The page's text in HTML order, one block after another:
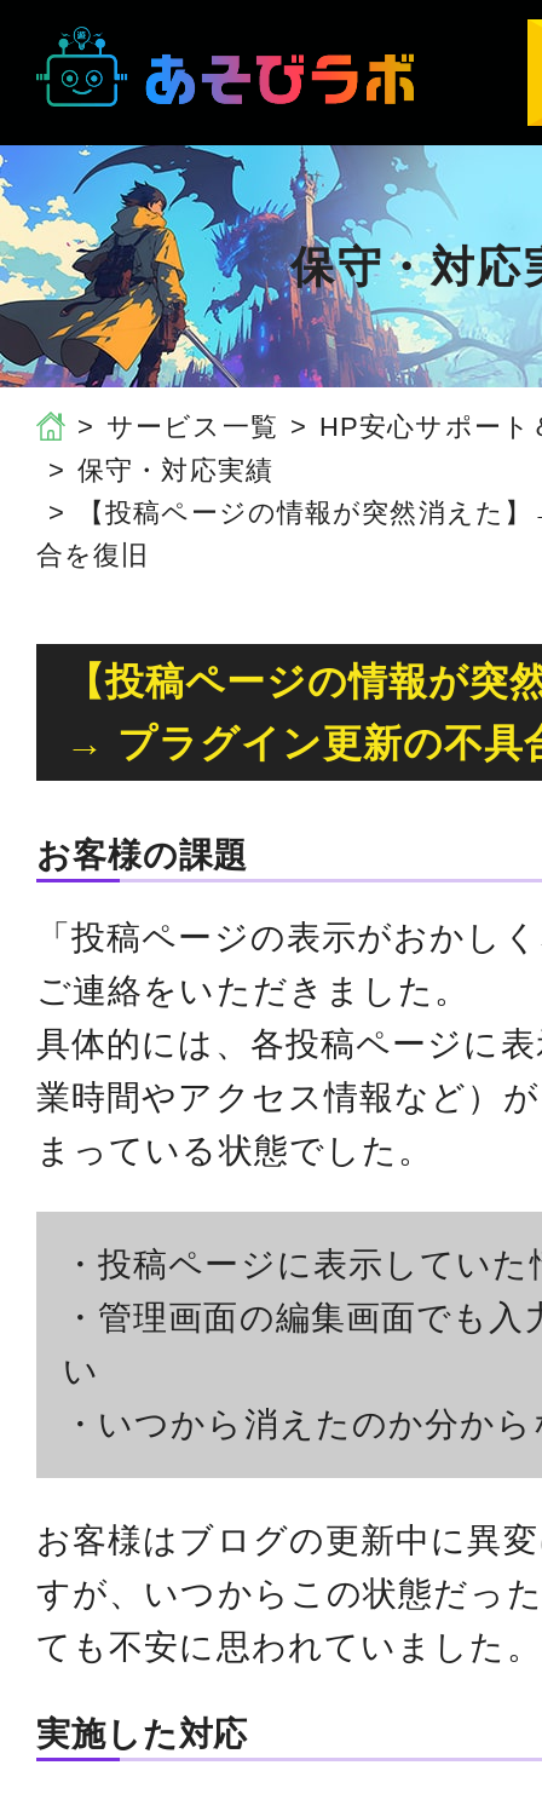
保守・対応
サービス一覧
HP安心サポート
保守・対応実績
【投稿ページの情報が突然消えた
合を復旧
【投稿ページの情報が突
→ プラグイン更新の不具
お客様の課題
「投稿ページの表示がおかし
ご連絡をいただきました。
具体的には、各投稿ページに
業時間やアクセス情報など）
まっている状態でした。
・投稿ページに表示してい
・管理画面の編集画面でも
い
・いつから消えたのか分か
お客様はブログの更新中に異
すが、いつからこの状態だっ
ても不安に思われていました。
実施した対応